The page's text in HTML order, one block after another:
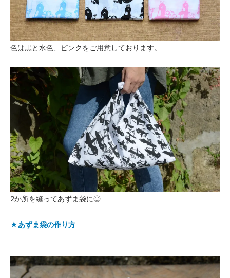
色は黒と水色、ピンクをご用意しております。
2か所を縫ってあずま袋に◎
★あずま袋の作り方